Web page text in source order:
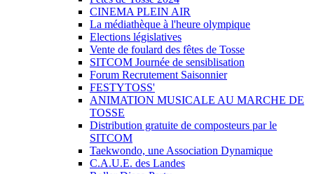
CINEMA PLEIN AIR
La médiathèque à l'heure olympique
Elections législatives
Vente de foulard des fêtes de Tosse
SITCOM Journée de sensiblisation
Forum Recrutement Saisonnier
FESTYTOSS'
ANIMATION MUSICALE AU MARCHE DE
TOSSE
Distribution gratuite de composteurs par le
SITCOM
Taekwondo, une Association Dynamique
C.A.U.E. des Landes